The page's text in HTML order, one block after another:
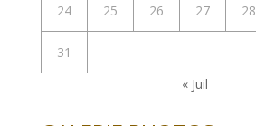
24 25 26 27 28
31
« Juil